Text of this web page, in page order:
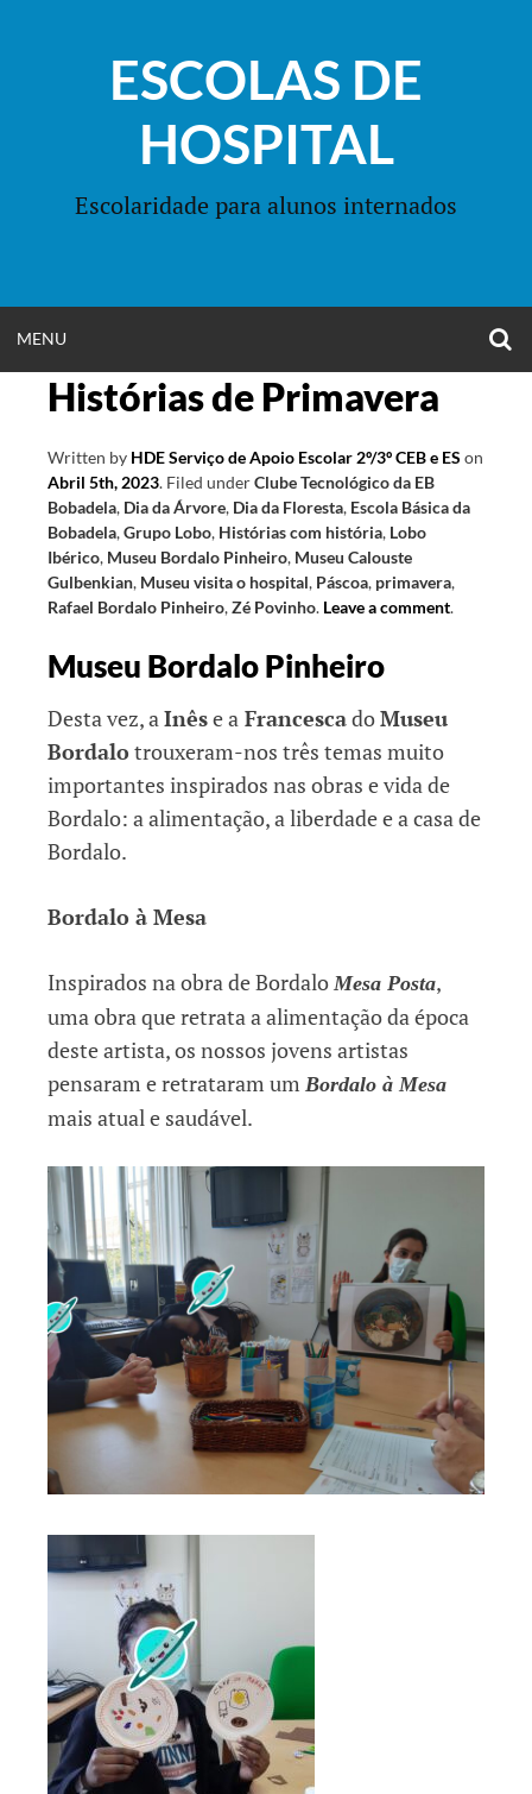
ESCOLAS DE
HOSPITAL
Escolaridade para alunos internados
MENU
MENU
Histórias de Primavera
Written by HDE Serviço de Apoio Escolar 2º/3º CEB e ES on
Abril 5th, 2023. Filed underClube Tecnológico da EB
Bobadela, Dia da Árvore, Dia da Floresta, Escola Básica da
Bobadela,Grupo Lobo, Histórias com história, Lobo
Ibérico, Museu Bordalo Pinheiro, Museu Calouste
Gulbenkian, Museu visita o hospital, Páscoa, primavera,
Rafael Bordalo Pinheiro,Zé Povinho. Leave a comment.
Museu Bordalo Pinheiro
Desta vez, aInêse a FrancescadoMuseu
Bordalo trouxeram-nos três temas muito
importantes inspirados nas obras e vida de
Bordalo: a alimentação, a liberdade e a casa de
Bordalo.
Bordalo à Mesa
Inspirados na obra de Bordalo Mesa Posta,
uma obra que retrata a alimentação da época
deste artista, os nossos jovens artistas
pensaram e retrataram um Bordalo à Mesa
mais atual e saudável.